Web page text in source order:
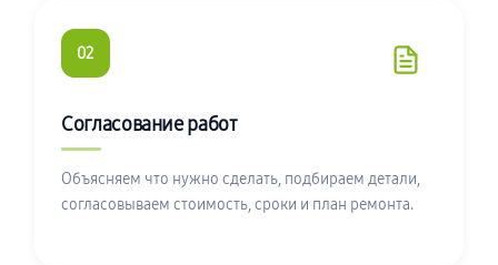
02
Согласование работ
Объясняем что нужно сделать, подбираем детали,
согласовываем стоимость, сроки и план ремонта.